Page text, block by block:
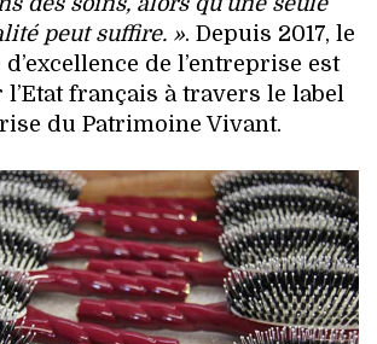
peut suffire. ». Depuis 2017, le
de l’entreprise est
français à travers le label
du Patrimoine Vivant.